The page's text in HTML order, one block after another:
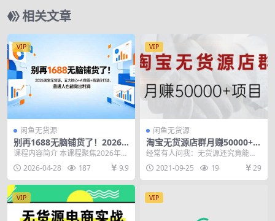
相关文章
VIP
闲鱼无货源
别再1688无脑铺货了！2026
淘宝无货源，五大核心+AI生
图+高溢价打法，普通人也能
做出利润
课程内容简介 本课程聚焦2026年淘
宝高利润无货源模式，系统讲解从
入门理论到运营...
2026-04-28 187 9.9
VIP
闲鱼无货源
淘宝无货源店群月赚50000+项
目，选品，上架，引流
经常有人问我：无货源还究竟能不
能做？一件代发还能不能挣钱？ 我
的回答是，能挣钱。...
2021-09-25 19 29
VIP VIP